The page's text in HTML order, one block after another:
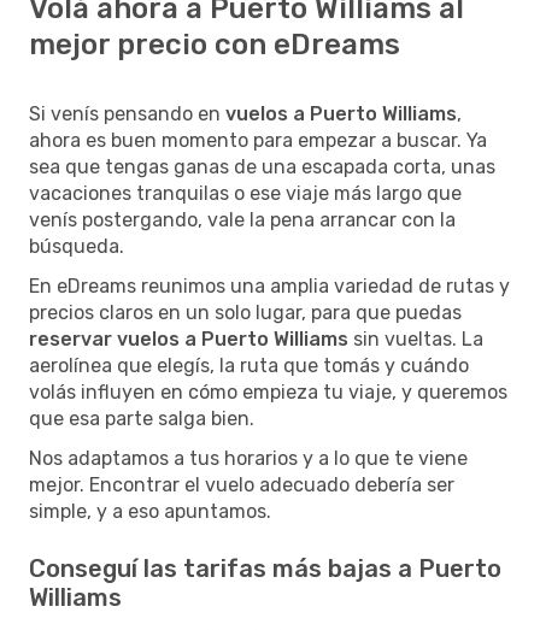
Volá ahora a Puerto Williams al
mejor precio con eDreams
Si venís pensando en vuelos a Puerto Williams,
ahora es buen momento para empezar a buscar. Ya
sea que tengas ganas de una escapada corta, unas
vacaciones tranquilas o ese viaje más largo que
venís postergando, vale la pena arrancar con la
búsqueda.
En eDreams reunimos una amplia variedad de rutas y
precios claros en un solo lugar, para que puedas
reservar vuelos a Puerto Williams sin vueltas. La
aerolínea que elegís, la ruta que tomás y cuándo
volás influyen en cómo empieza tu viaje, y queremos
que esa parte salga bien.
Nos adaptamos a tus horarios y a lo que te viene
mejor. Encontrar el vuelo adecuado debería ser
simple, y a eso apuntamos.
Conseguí las tarifas más bajas a Puerto
Williams